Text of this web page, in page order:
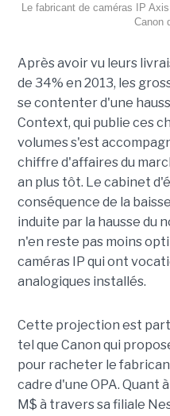
Le fabricant de caméras IP
Canon
Après avoir vu leurs
de 34% en 2013, les
se contenter d'une
Context, qui publie ces
volumes s'est
chiffre d'affaires du
an plus tôt. Le cabinet
conséquence de la
induite par la hausse du
n'en reste pas moins
caméras IP qui ont
analogiques installés.
Cette projection est
tel que Canon qui
pour racheter le
cadre d'une OPA. Quant
M$ à travers sa filiale